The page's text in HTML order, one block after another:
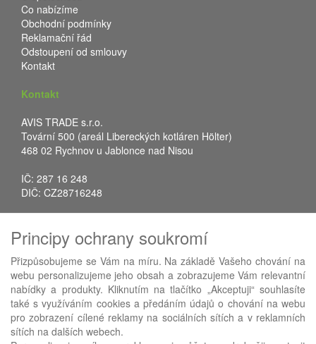
Co nabízíme
Obchodní podmínky
Reklamační řád
Odstoupení od smlouvy
Kontakt
Kontakt
AVIS TRADE s.r.o.
Tovární 500 (areál Libereckých kotláren Hölter)
468 02 Rychnov u Jablonce nad Nisou
IČ: 287 16 248
DIČ: CZ28716248
Fax: +420 483 034 590
E-mail:info@avistrade.cz
Web:www.avistrade.cz
Principy ochrany soukromí
Přizpůsobujeme se Vám na míru. Na základě Vašeho chování na
webu personalizujeme jeho obsah a zobrazujeme Vám relevantní
nabídky a produkty. Kliknutím na tlačítko „Akceptuji“ souhlasíte
také s využíváním cookies a předáním údajů o chování na webu
pro zobrazení cílené reklamy na sociálních sítích a v reklamních
sítích na dalších webech.